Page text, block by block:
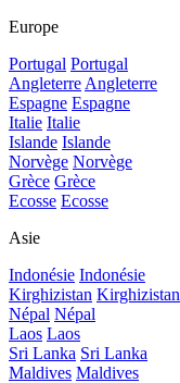
Europe
Portugal Portugal
Angleterre Angleterre
Espagne Espagne
Italie Italie
Islande Islande
Norvège Norvège
Grèce Grèce
Ecosse Ecosse
Asie
Indonésie Indonésie
Kirghizistan Kirghizistan
Népal Népal
Laos Laos
Sri Lanka Sri Lanka
Maldives Maldives